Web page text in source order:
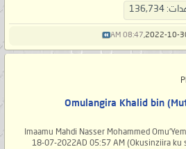
136,734
08:47 AM
Omulangira Khalid bin
Imaamu Mahdi Nasser Mohammed
18-07-2022AD 05:57 AM (Okusinziira ku